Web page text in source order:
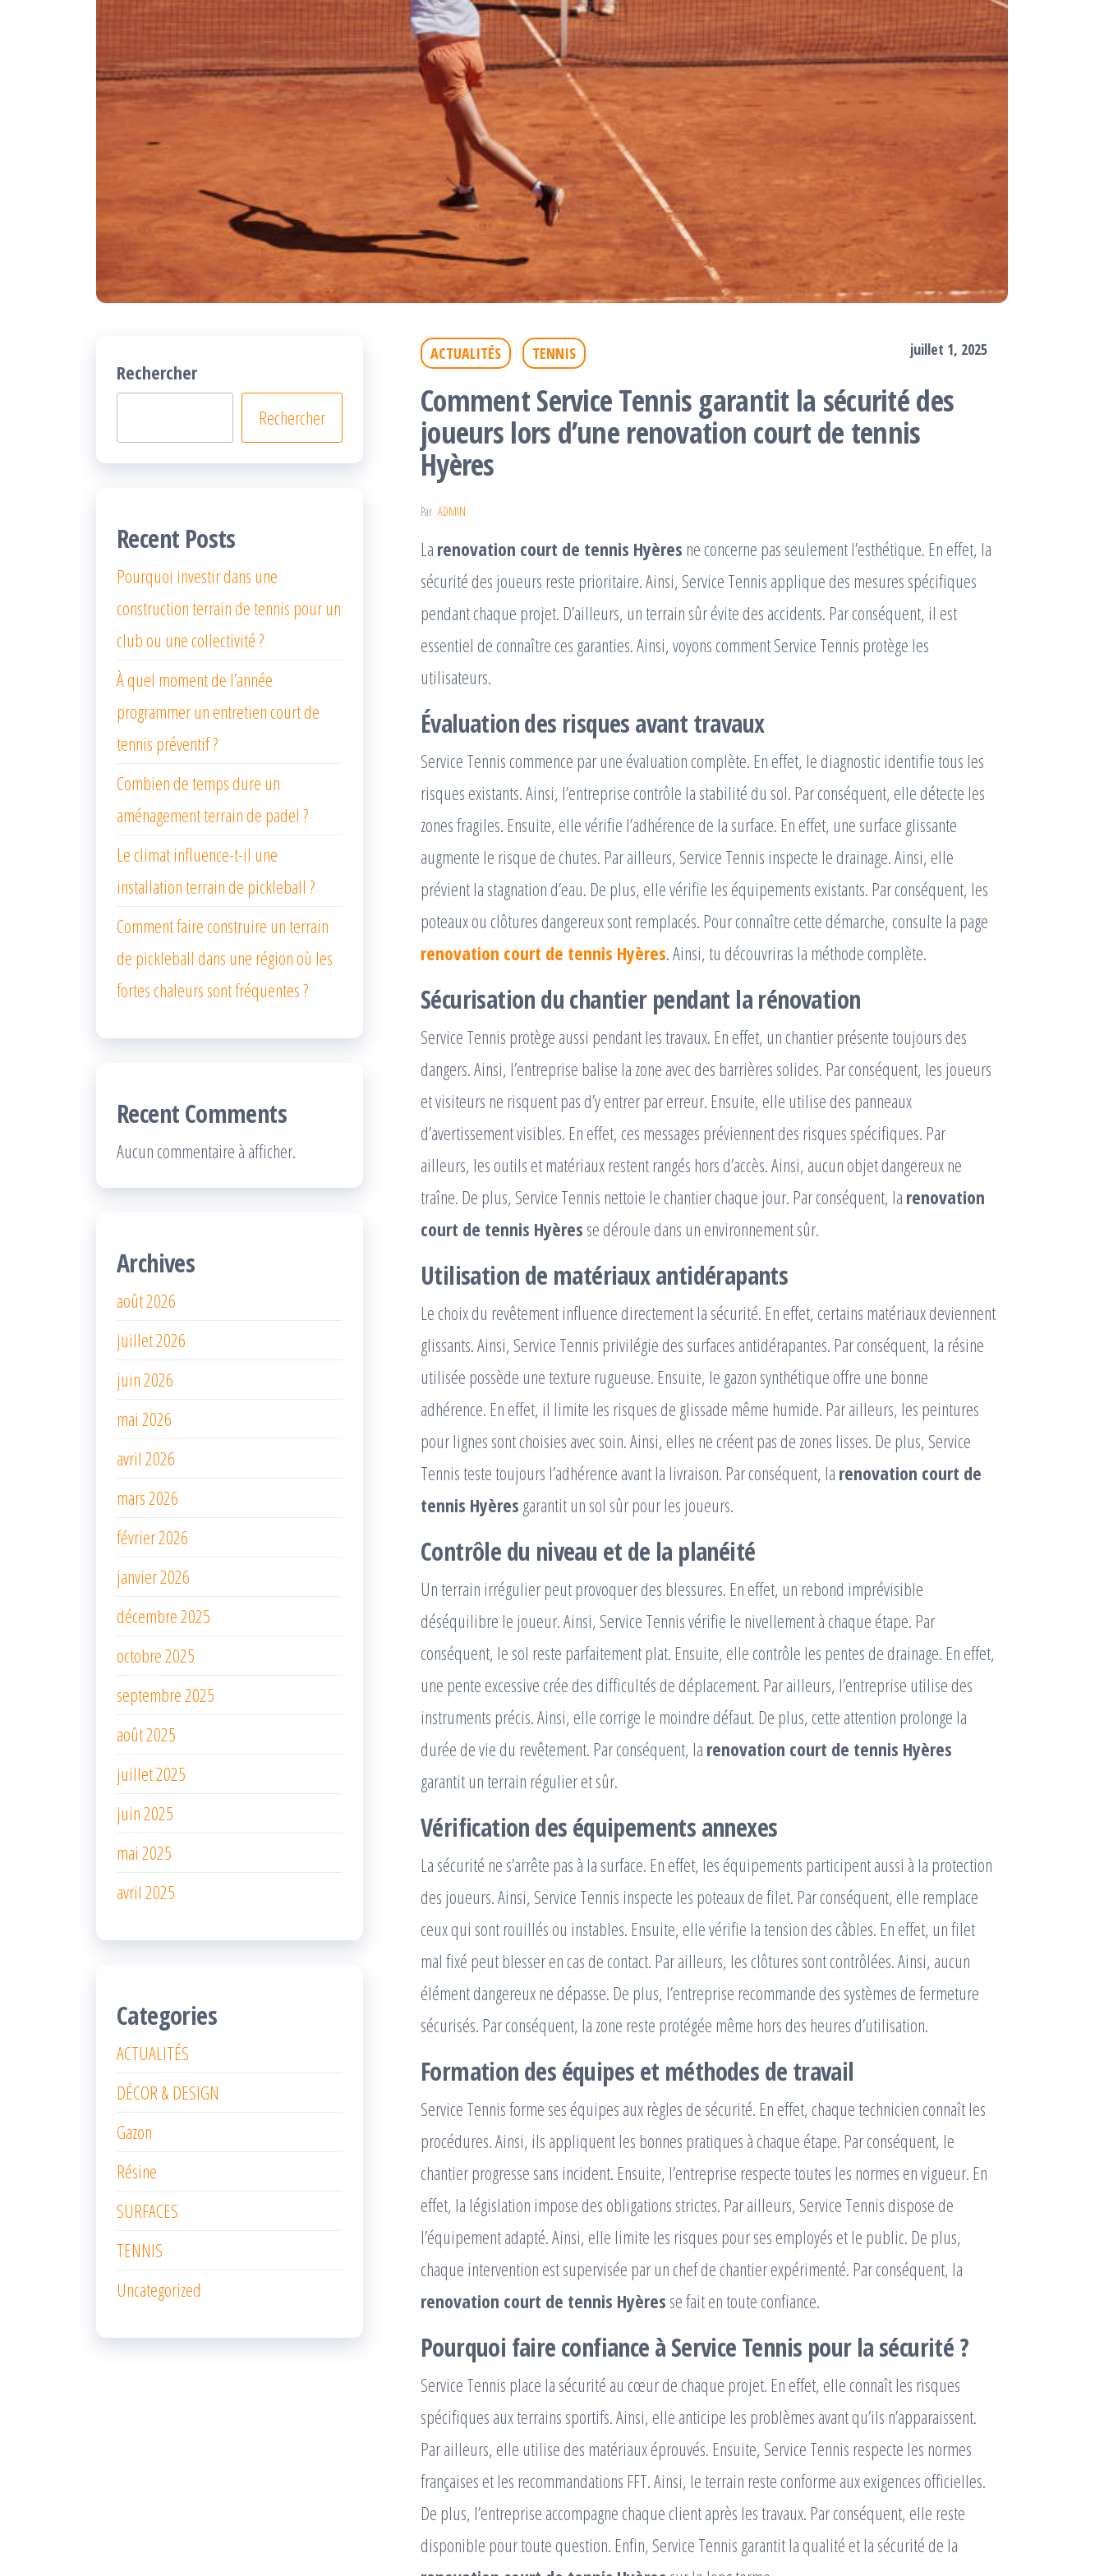
ACTUALITÉS TENNIS juillet 1, 2025
Comment Service Tennis garantit la sécurité des
joueurs lors d’une renovation court de tennis
Hyères
Par ADMIN
La renovation court de tennis Hyères ne concerne pas seulement l’esthétique. En effet, la
sécurité des joueurs reste prioritaire. Ainsi, Service Tennis applique des mesures spécifiques
pendant chaque projet. D’ailleurs, un terrain sûr évite des accidents. Par conséquent, il est
essentiel de connaître ces garanties. Ainsi, voyons comment Service Tennis protège les
utilisateurs.
Évaluation des risques avant travaux
Service Tennis commence par une évaluation complète. En effet, le diagnostic identifie tous les
risques existants. Ainsi, l’entreprise contrôle la stabilité du sol. Par conséquent, elle détecte les
zones fragiles. Ensuite, elle vérifie l’adhérence de la surface. En effet, une surface glissante
augmente le risque de chutes. Par ailleurs, Service Tennis inspecte le drainage. Ainsi, elle
prévient la stagnation d’eau. De plus, elle vérifie les équipements existants. Par conséquent, les
poteaux ou clôtures dangereux sont remplacés. Pour connaître cette démarche, consulte la page
renovation court de tennis Hyères. Ainsi, tu découvriras la méthode complète.
Sécurisation du chantier pendant la rénovation
Service Tennis protège aussi pendant les travaux. En effet, un chantier présente toujours des
dangers. Ainsi, l’entreprise balise la zone avec des barrières solides. Par conséquent, les joueurs
et visiteurs ne risquent pas d’y entrer par erreur. Ensuite, elle utilise des panneaux
d’avertissement visibles. En effet, ces messages préviennent des risques spécifiques. Par
ailleurs, les outils et matériaux restent rangés hors d’accès. Ainsi, aucun objet dangereux ne
traîne. De plus, Service Tennis nettoie le chantier chaque jour. Par conséquent, la renovation
court de tennis Hyères se déroule dans un environnement sûr.
Utilisation de matériaux antidérapants
Le choix du revêtement influence directement la sécurité. En effet, certains matériaux deviennent
glissants. Ainsi, Service Tennis privilégie des surfaces antidérapantes. Par conséquent, la résine
utilisée possède une texture rugueuse. Ensuite, le gazon synthétique offre une bonne
adhérence. En effet, il limite les risques de glissade même humide. Par ailleurs, les peintures
pour lignes sont choisies avec soin. Ainsi, elles ne créent pas de zones lisses. De plus, Service
Tennis teste toujours l’adhérence avant la livraison. Par conséquent, la renovation court de
tennis Hyères garantit un sol sûr pour les joueurs.
Contrôle du niveau et de la planéité
Un terrain irrégulier peut provoquer des blessures. En effet, un rebond imprévisible
déséquilibre le joueur. Ainsi, Service Tennis vérifie le nivellement à chaque étape. Par
conséquent, le sol reste parfaitement plat. Ensuite, elle contrôle les pentes de drainage. En effet,
une pente excessive crée des difficultés de déplacement. Par ailleurs, l’entreprise utilise des
instruments précis. Ainsi, elle corrige le moindre défaut. De plus, cette attention prolonge la
durée de vie du revêtement. Par conséquent, la renovation court de tennis Hyères
garantit un terrain régulier et sûr.
Vérification des équipements annexes
La sécurité ne s’arrête pas à la surface. En effet, les équipements participent aussi à la protection
des joueurs. Ainsi, Service Tennis inspecte les poteaux de filet. Par conséquent, elle remplace
ceux qui sont rouillés ou instables. Ensuite, elle vérifie la tension des câbles. En effet, un filet
mal fixé peut blesser en cas de contact. Par ailleurs, les clôtures sont contrôlées. Ainsi, aucun
élément dangereux ne dépasse. De plus, l’entreprise recommande des systèmes de fermeture
sécurisés. Par conséquent, la zone reste protégée même hors des heures d’utilisation.
Formation des équipes et méthodes de travail
Service Tennis forme ses équipes aux règles de sécurité. En effet, chaque technicien connaît les
procédures. Ainsi, ils appliquent les bonnes pratiques à chaque étape. Par conséquent, le
chantier progresse sans incident. Ensuite, l’entreprise respecte toutes les normes en vigueur. En
effet, la législation impose des obligations strictes. Par ailleurs, Service Tennis dispose de
l’équipement adapté. Ainsi, elle limite les risques pour ses employés et le public. De plus,
chaque intervention est supervisée par un chef de chantier expérimenté. Par conséquent, la
renovation court de tennis Hyères se fait en toute confiance.
Pourquoi faire confiance à Service Tennis pour la sécurité ?
Service Tennis place la sécurité au cœur de chaque projet. En effet, elle connaît les risques
spécifiques aux terrains sportifs. Ainsi, elle anticipe les problèmes avant qu’ils n’apparaissent.
Par ailleurs, elle utilise des matériaux éprouvés. Ensuite, Service Tennis respecte les normes
françaises et les recommandations FFT. Ainsi, le terrain reste conforme aux exigences officielles.
De plus, l’entreprise accompagne chaque client après les travaux. Par conséquent, elle reste
disponible pour toute question. Enfin, Service Tennis garantit la qualité et la sécurité de la
Rechercher
Rechercher
Recent Posts
Pourquoi investir dans une
construction terrain de tennis pour un
club ou une collectivité ?
À quel moment de l’année
programmer un entretien court de
tennis préventif ?
Combien de temps dure un
aménagement terrain de padel ?
Le climat influence-t-il une
installation terrain de pickleball ?
Comment faire construire un terrain
de pickleball dans une région où les
fortes chaleurs sont fréquentes ?
Recent Comments
Aucun commentaire à afficher.
Archives
août 2026
juillet 2026
juin 2026
mai 2026
avril 2026
mars 2026
février 2026
janvier 2026
décembre 2025
octobre 2025
septembre 2025
août 2025
juillet 2025
juin 2025
mai 2025
avril 2025
Categories
ACTUALITÉS
DÉCOR & DESIGN
Gazon
Résine
SURFACES
TENNIS
Uncategorized